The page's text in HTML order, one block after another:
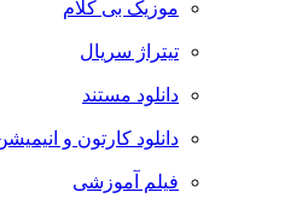
موزیک بی کلام
تیتراژ سریال
دانلود مستند
دانلود کارتون و انیمیشن
فیلم آموزشی